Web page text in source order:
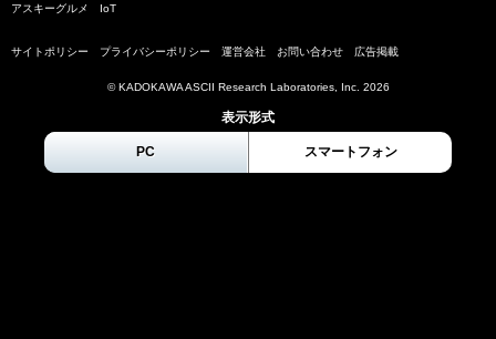
アスキーグルメ IoT
サイトポリシー プライバシーポリシー 運営会社 お問い合わせ 広告掲載
© KADOKAWA ASCII Research Laboratories, Inc. 2026
表示形式
PC スマートフォン